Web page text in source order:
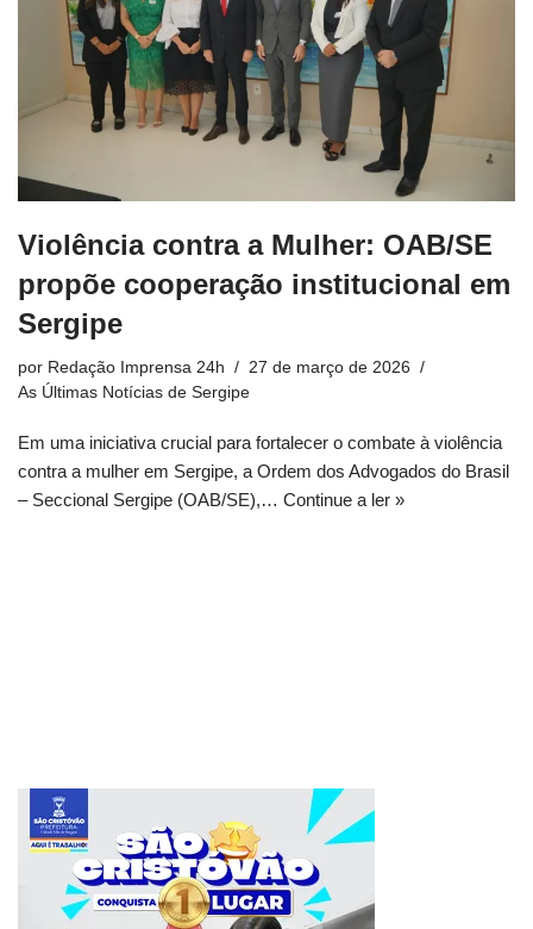
Violência contra a Mulher: OAB/SE
propõe cooperação institucional em
Sergipe
por Redação Imprensa 24h
27 de março de 2026
As Últimas Notícias de Sergipe
Em uma iniciativa crucial para fortalecer o combate à violência
contra a mulher em Sergipe, a Ordem dos Advogados do Brasil
– Seccional Sergipe (OAB/SE),… Continue a ler »